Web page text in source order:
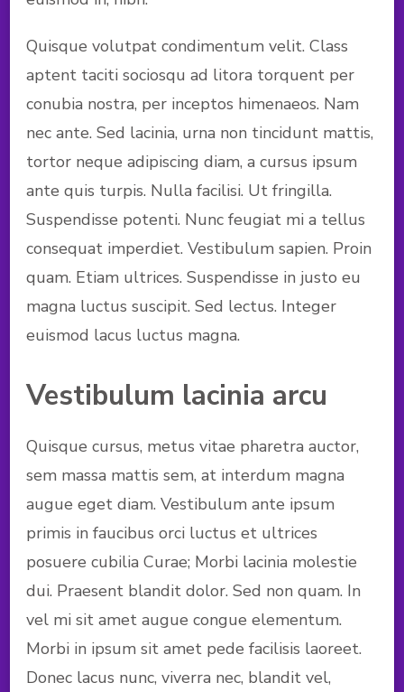
Quisque volutpat condimentum velit. Class
aptent taciti sociosqu ad litora torquent per
conubia nostra, per inceptos himenaeos. Nam
nec ante. Sed lacinia, urna non tincidunt mattis,
tortor neque adipiscing diam, a cursus ipsum
ante quis turpis. Nulla facilisi. Ut fringilla.
Suspendisse potenti. Nunc feugiat mi a tellus
consequat imperdiet. Vestibulum sapien. Proin
quam. Etiam ultrices. Suspendisse in justo eu
magna luctus suscipit. Sed lectus. Integer
euismod lacus luctus magna.
Vestibulum lacinia arcu
Quisque cursus, metus vitae pharetra auctor,
sem massa mattis sem, at interdum magna
augue eget diam. Vestibulum ante ipsum
primis in faucibus orci luctus et ultrices
posuere cubilia Curae; Morbi lacinia molestie
dui. Praesent blandit dolor. Sed non quam. In
vel mi sit amet augue congue elementum.
Morbi in ipsum sit amet pede facilisis laoreet.
Donec lacus nunc, viverra nec, blandit vel,